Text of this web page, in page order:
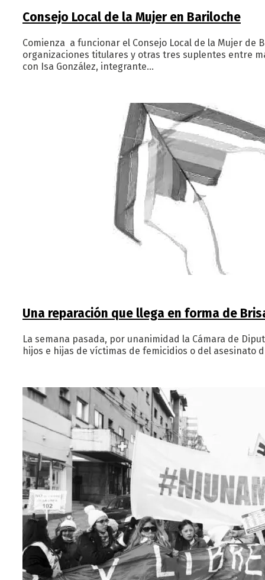
Consejo Local de la Mujer en Bariloche
Comienza a funcionar el Consejo Local de la Mujer de
organizaciones titulares y otras tres suplentes entre
con Isa González, integrante…
Una reparación que llega en forma de
La semana pasada, por unanimidad la Cámara de
hijos e hijas de víctimas de femicidios o del